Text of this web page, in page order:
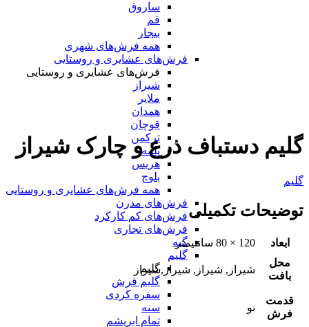
ساروق
قم
بیجار
همه فرش‌های شهری
فرش‌های عشایری و روستایی
فرش‌های عشایری و روستایی
شیراز
ملایر
همدان
قوچان
ترکمن
یلمه
هریس
بلوچ
همه فرش‌های عشایری و روستایی
فرش‌های مدرن
فرش‌های کم کارکرد
فرش‌های تجاری
گبه
گلیم
گلیم
گلیم فرش
سفره کردی
سنه
تمام ابریشم
گلیم دستباف ذرع و چارک شیراز
گلیم
توضیحات تکمیلی
ابعاد
120 × 80 سانتیمتر
محل
بافت
شیراز, شیراز, شیراز,شیراز
قدمت
فرش
نو